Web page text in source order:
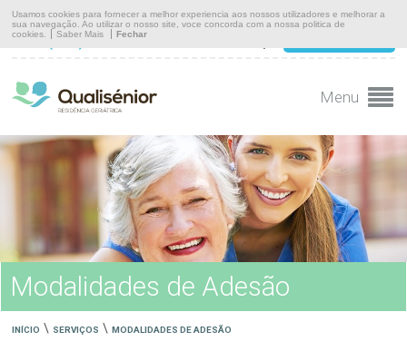
Usamos cookies para fornecer a melhor experiencia aos nossos utilizadores e melhorar a
sua navegação. Ao utilizar o nosso site, voce concorda com a nossa politica de
cookies.
Saber Mais Fechar
Início
A Residência
Equipa
Comunicação
Contacto
(+351) 910 910 474
Menu
Modalidades de Adesão
INÍCIO \ SERVIÇOS \ MODALIDADES DE ADESÃO